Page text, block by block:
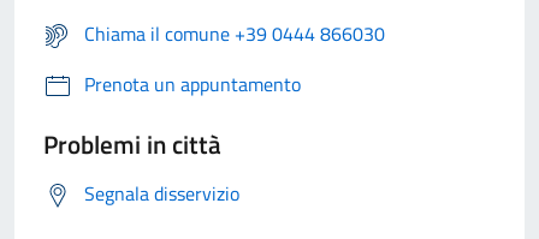
Chiama il comune +39 0444 866030
Prenota un appuntamento
Problemi in città
Segnala disservizio